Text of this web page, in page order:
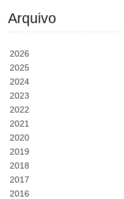
Arquivo
2026
2025
2024
2023
2022
2021
2020
2019
2018
2017
2016